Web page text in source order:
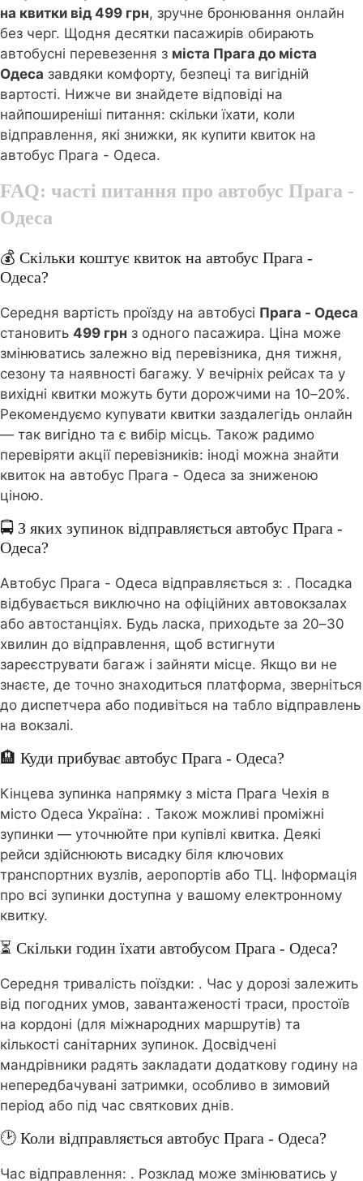
на квитки від 499 грн, зручне бронювання онлайн
без черг. Щодня десятки пасажирів обирають
автобусні перевезення з міста Прага до міста
Одеса завдяки комфорту, безпеці та вигідній
вартості. Нижче ви знайдете відповіді на
найпоширеніші питання: скільки їхати, коли
відправлення, які знижки, як купити квиток на
автобус Прага - Одеса.
FAQ: часті питання про автобус Прага -
Одеса
💰 Скільки коштує квиток на автобус Прага -
Одеса?
Середня вартість проїзду на автобусі Прага - Одеса
становить 499 грн з одного пасажира. Ціна може
змінюватись залежно від перевізника, дня тижня,
сезону та наявності багажу. У вечірніх рейсах та у
вихідні квитки можуть бути дорожчими на 10–20%.
Рекомендуємо купувати квитки заздалегідь онлайн
— так вигідно та є вибір місць. Також радимо
перевіряти акції перевізників: іноді можна знайти
квиток на автобус Прага - Одеса за зниженою
ціною.
🚍 З яких зупинок відправляється автобус Прага -
Одеса?
Автобус Прага - Одеса відправляється з: . Посадка
відбувається виключно на офіційних автовокзалах
або автостанціях. Будь ласка, приходьте за 20–30
хвилин до відправлення, щоб встигнути
зареєструвати багаж і зайняти місце. Якщо ви не
знаєте, де точно знаходиться платформа, зверніться
до диспетчера або подивіться на табло відправлень
на вокзалі.
🏨 Куди прибуває автобус Прага - Одеса?
Кінцева зупинка напрямку з міста Прага Чехія в
місто Одеса Україна: . Також можливі проміжні
зупинки — уточнюйте при купівлі квитка. Деякі
рейси здійснюють висадку біля ключових
транспортних вузлів, аеропортів або ТЦ. Інформація
про всі зупинки доступна у вашому електронному
квитку.
⏳ Скільки годин їхати автобусом Прага - Одеса?
Середня тривалість поїздки: . Час у дорозі залежить
від погодних умов, завантаженості траси, простоїв
на кордоні (для міжнародних маршрутів) та
кількості санітарних зупинок. Досвідчені
мандрівники радять закладати додаткову годину на
непередбачувані затримки, особливо в зимовий
період або під час святкових днів.
🕑 Коли відправляється автобус Прага - Одеса?
Час відправлення: . Розклад може змінюватись у